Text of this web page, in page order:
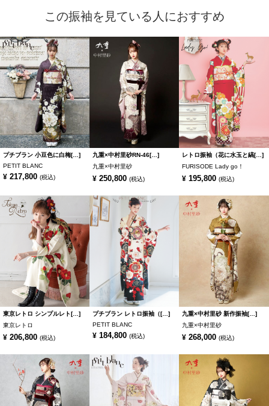
この振袖を見ている人におすすめ
プチブラン 小豆色に白梅[…]
PETIT BLANC
¥ 217,800 (税込)
九重×中村里砂RN-46[…]
九重×中村里砂
¥ 250,800 (税込)
レトロ振袖（花に水玉と縞[…]
FURISODE Lady go！
¥ 195,800 (税込)
東京レトロ シンプルレト[…]
東京レトロ
¥ 206,800 (税込)
プチブラン レトロ振袖（[…]
PETIT BLANC
¥ 184,800 (税込)
九重×中村里砂 新作振袖[…]
九重×中村里砂
¥ 268,000 (税込)